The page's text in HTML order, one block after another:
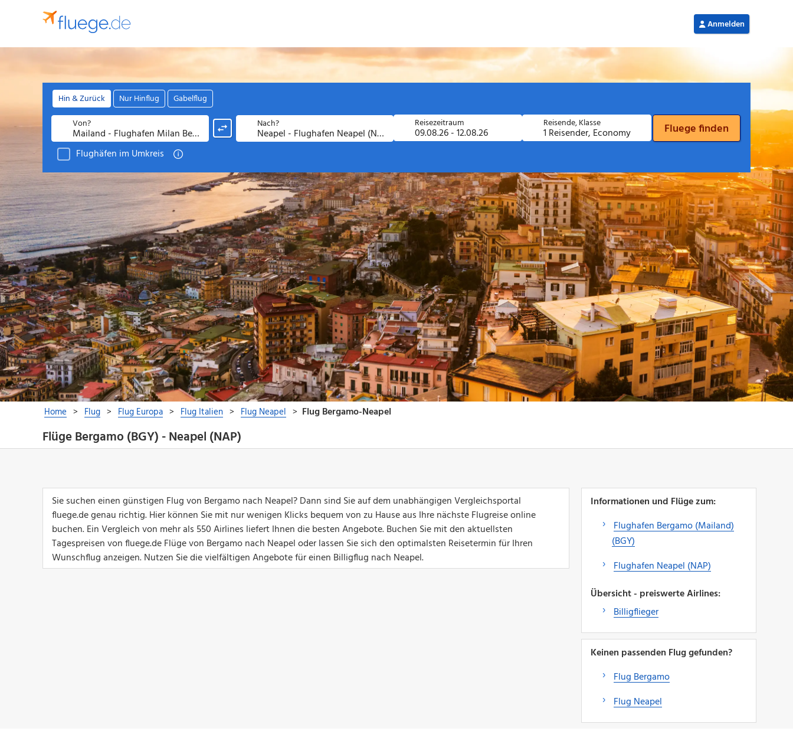
Flüge Bergamo (BGY) - Neapel (NAP)
Sie suchen einen günstigen Flug von Bergamo nach Neapel? Dann sind Sie auf dem unabhängigen Vergleichsportal
fluege.de genau richtig. Hier können Sie mit nur wenigen Klicks bequem von zu Hause aus Ihre nächste Flugreise online
buchen. Ein Vergleich von mehr als 550 Airlines liefert Ihnen die besten Angebote. Buchen Sie mit den aktuellsten
Tagespreisen von fluege.de Flüge von Bergamo nach Neapel oder lassen Sie sich den optimalsten Reisetermin für Ihren
Wunschflug anzeigen. Nutzen Sie die vielfältigen Angebote für einen Billigflug nach Neapel.
Informationen und Flüge zum:
Flughafen Bergamo (Mailand)
(BGY)
Flughafen Neapel (NAP)
Übersicht - preiswerte Airlines:
Billigflieger
Keinen passenden Flug gefunden?
Flug Bergamo
Flug Neapel